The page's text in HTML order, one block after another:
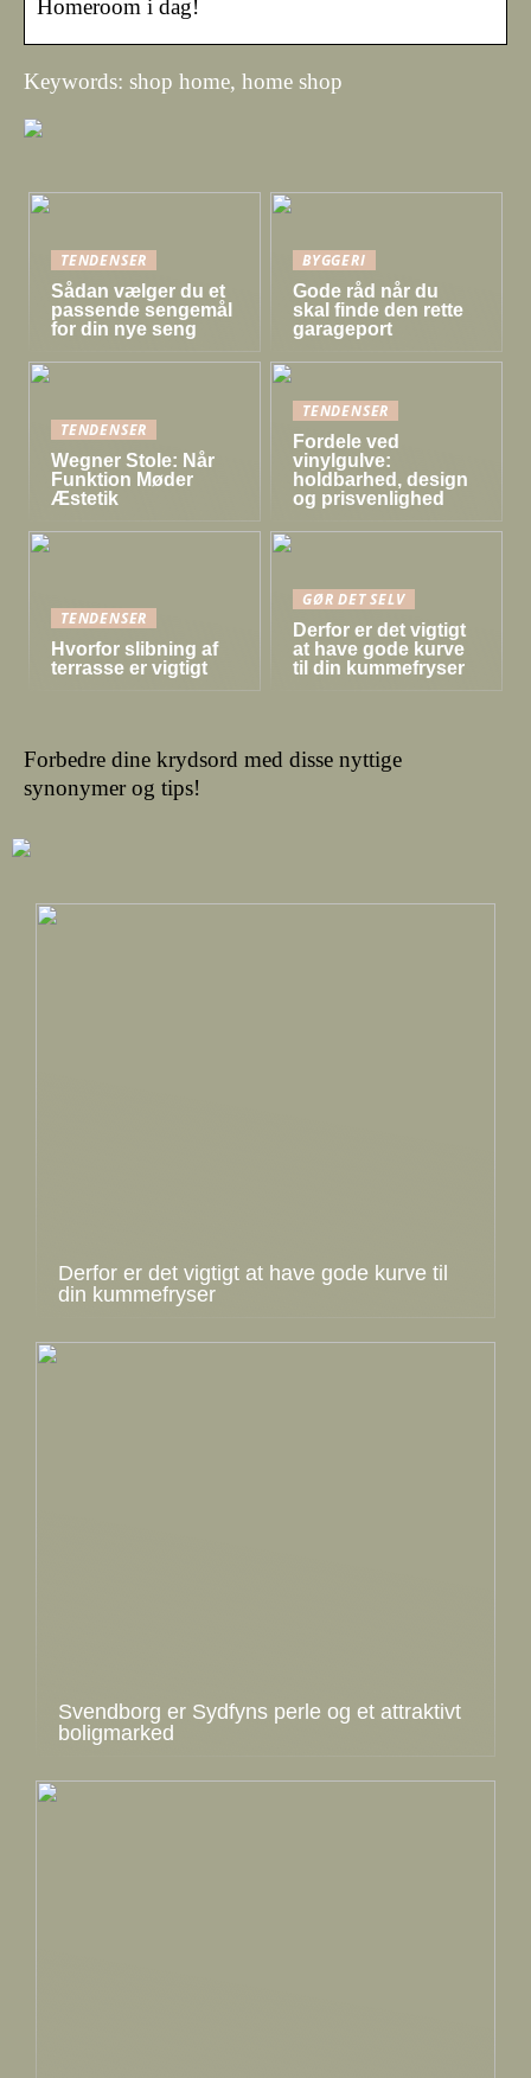
Homeroom i dag!
Keywords: shop home, home shop
TENDENSER
Sådan vælger du et
passende sengemål
for din nye seng
BYGGERI
Gode råd når du
skal finde den rette
garageport
TENDENSER
Wegner Stole: Når
Funktion Møder
Æstetik
TENDENSER
Fordele ved
vinylgulve:
holdbarhed, design
og prisvenlighed
TENDENSER
Hvorfor slibning af
terrasse er vigtigt
GØR DET SELV
Derfor er det vigtigt
at have gode kurve
til din kummefryser
Forbedre dine krydsord med disse nyttige
synonymer og tips!
Derfor er det vigtigt at have gode kurve til
din kummefryser
Svendborg er Sydfyns perle og et attraktivt
boligmarked